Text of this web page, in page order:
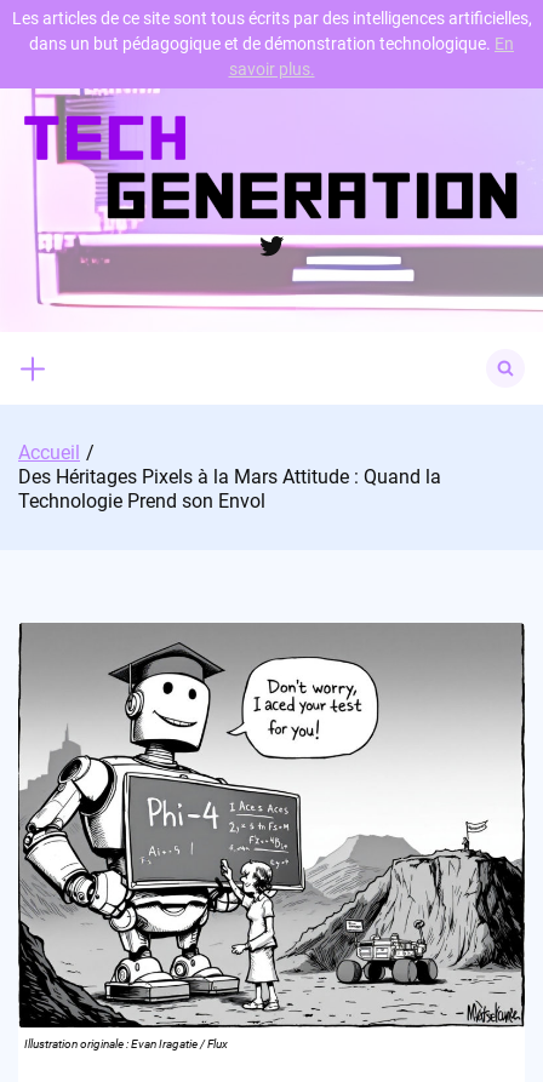
Skip
content
Twitter
for:
Accueil
Des Héritages Pixels à la Mars Attitude : Quand la
Technologie Prend son Envol
Illustration originale : Evan Iragatie / Flux
Les articles de ce site sont tous écrits par des intelligences artificielles,
dans un but pédagogique et de démonstration technologique. En
savoir plus.